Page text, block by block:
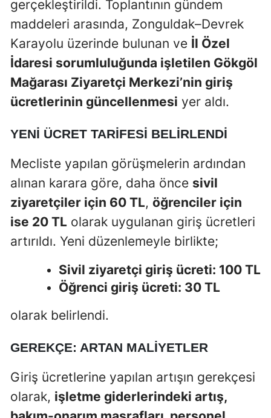
gerçekleştirildi. Toplantının gündem
maddeleri arasında, Zonguldak–Devrek
Karayolu üzerinde bulunan ve İl Özel
İdaresi sorumluluğunda işletilen Gökgöl
Mağarası Ziyaretçi Merkezi’nin giriş
ücretlerinin güncellenmesi yer aldı.
YENI ÜCRET TARIFESI BELIRLENDI
Mecliste yapılan görüşmelerin ardından
alınan karara göre, daha önce sivil
ziyaretçiler için 60 TL, öğrenciler için
ise 20 TL olarak uygulanan giriş ücretleri
artırıldı. Yeni düzenlemeyle birlikte;
Sivil ziyaretçi giriş ücreti: 100 TL
Öğrenci giriş ücreti: 30 TL
olarak belirlendi.
GEREKÇE: ARTAN MALIYETLER
Giriş ücretlerine yapılan artışın gerekçesi
olarak, işletme giderlerindeki artış,